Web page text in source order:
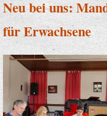
Neu bei uns:
für Erwachsene